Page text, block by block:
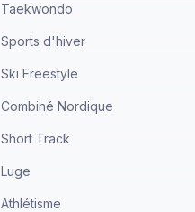
Taekwondo
Sports d'hiver
Ski Freestyle
Combiné Nordique
Short Track
Luge
Athlétisme